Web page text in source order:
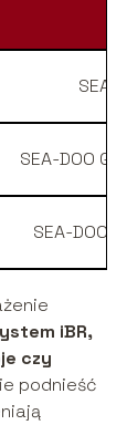
SEA-
SEA-DOO
SEA-DOO
iBR,
czy
podnieść